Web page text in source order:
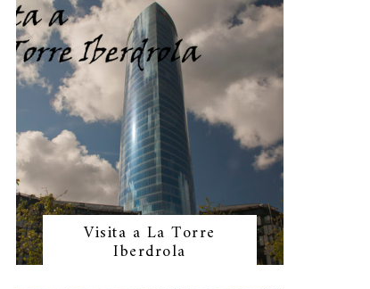
Visita a La Torre
Iberdrola